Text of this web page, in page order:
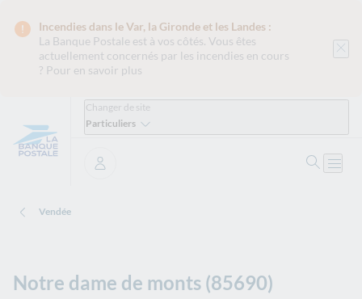
Incendies dans le Var, la Gironde et les Landes :
La Banque Postale est à vos côtés. Vous êtes
actuellement concernés par les incendies en cours
? Pour en savoir plus
Changer de site
Particuliers
Se connecter
Vendée
Notre dame de monts (85690)